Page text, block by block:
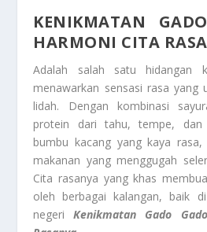
KENIKMATAN
HARMONI CITA
Adalah salah satu hidangan
menawarkan sensasi rasa yang
lidah. Dengan kombinasi
protein dari tahu, tempe,
bumbu kacang yang kaya
makanan yang menggugah
Cita rasanya yang khas
oleh berbagai kalangan, baik
negeriKenikmatan Gado